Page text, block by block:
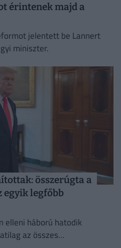
érintenek majd a
jelentett be Lannert
miniszter.
összerúgta a
egyik legfőbb
elleni háború hatodik
az összes